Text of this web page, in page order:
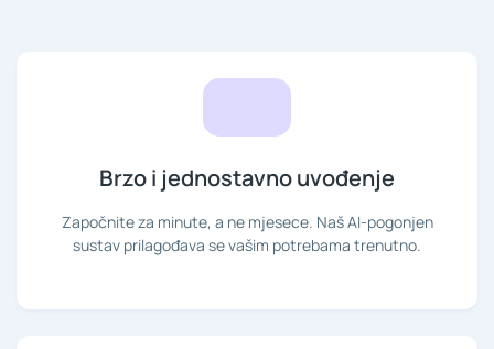
Brzo i jednostavno uvođenje
Započnite za minute, a ne mjesece. Naš AI-pogonjen
sustav prilagođava se vašim potrebama trenutno.